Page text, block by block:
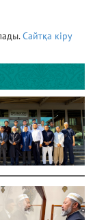
Сайтқа кіру